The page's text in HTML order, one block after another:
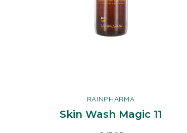
RAINPHARMA
Skin Wash Magic 11